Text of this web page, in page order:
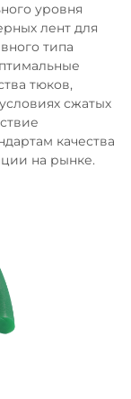
уровня
лент для
типа
тюков,
сжатых
качества
на рынке.